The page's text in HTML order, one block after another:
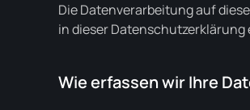
Die Datenverarbeitung auf
in dieser Datenschutzerklärung
Wie erfassen wir Ihre